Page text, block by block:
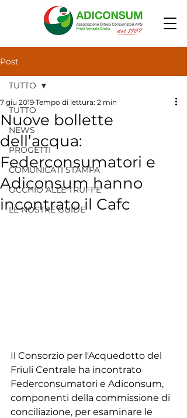
Post
TUTTO
NEWS
PROGETTI
COMUNICATI STAMPA
OCCHIO ALLE TRUFFE
LE NOSTRE GUIDE
TUTTO
Nuove bollette
dell’acqua:
Federconsumatori e
Adiconsum hanno
incontrato il Cafc
7 giu 2019 Tempo di lettura: 2 min
Il Consorzio per l'Acquedotto del
Friuli Centrale ha incontrato
Federconsumatori e Adiconsum,
componenti della commissione di
conciliazione, per esaminare le